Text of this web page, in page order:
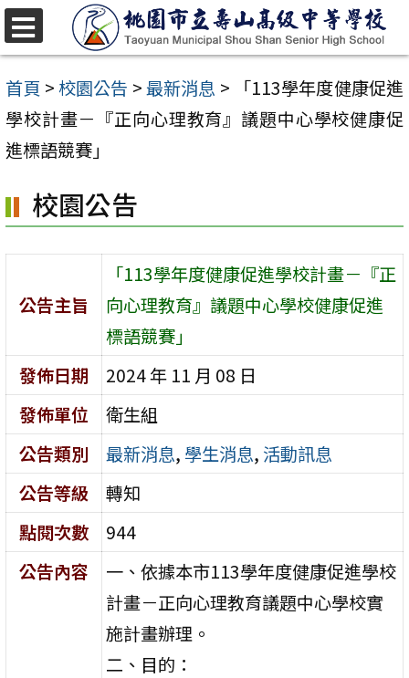
跳
至
主
要
內
區
首頁 >校園公告 >最新消息 >
「113學年度健康促進
學校計畫－『正向心理教育』議題中心學校健康促
進標語競賽」
校園公告
公告主旨
「113學年度健康促進學校計畫－『正
向心理教育』議題中心學校健康促進
標語競賽」
發佈日期
2024 年 11 月 08 日
發佈單位
衛生組
公告類別
最新消息, 學生消息, 活動訊息
公告等級
轉知
點閱次數
944
公告內容
一、依據本市113學年度健康促進學校
計畫－正向心理教育議題中心學校實
施計畫辦理。
二、目的：
選
單